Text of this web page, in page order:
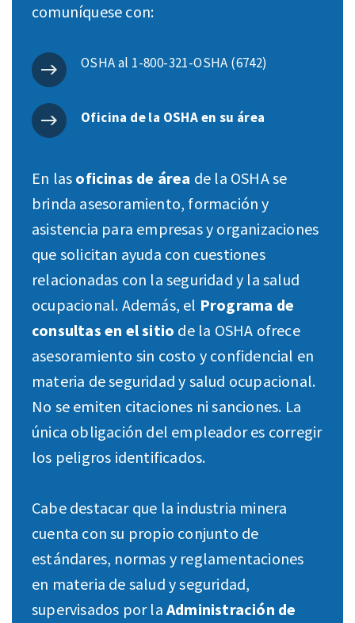
comuníquese con:
OSHA al 1-800-321-OSHA (6742)
Oficina de la OSHA en su área
En las oficinas de área de la OSHA se
brinda asesoramiento, formación y
asistencia para empresas y organizaciones
que solicitan ayuda con cuestiones
relacionadas con la seguridad y la salud
ocupacional. Además, el Programa de
consultas en el sitio de la OSHA ofrece
asesoramiento sin costo y confidencial en
materia de seguridad y salud ocupacional.
No se emiten citaciones ni sanciones. La
única obligación del empleador es corregir
los peligros identificados.
Cabe destacar que la industria minera
cuenta con su propio conjunto de
estándares, normas y reglamentaciones
en materia de salud y seguridad,
supervisados por la Administración de